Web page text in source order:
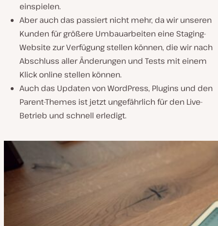
einspielen.
Aber auch das passiert nicht mehr, da wir unseren
Kunden für größere Umbauarbeiten eine Staging-
Website zur Verfügung stellen können, die wir nach
Abschluss aller Änderungen und Tests mit einem
Klick online stellen können.
Auch das Updaten von WordPress, Plugins und den
Parent-Themes ist jetzt ungefährlich für den Live-
Betrieb und schnell erledigt.